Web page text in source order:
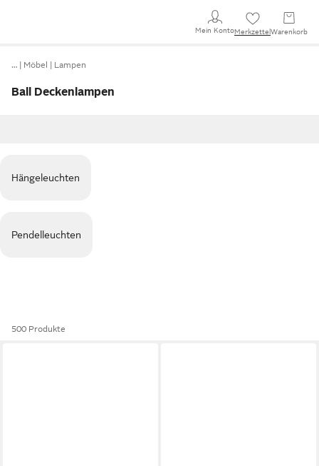
Mein KontoMerkzettel Warenkorb
… Möbel Lampen
Ball Deckenlampen
Hängeleuchten
Pendelleuchten
500 Produkte